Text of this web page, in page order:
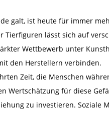
galt, ist heute für immer
lässt sich auf
Wettbewerb unter
den Herstellern verbinden.
Zeit, die Menschen
Wertschätzung für diese
zu investieren. Soziale